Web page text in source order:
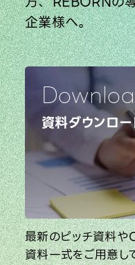
企業様へ。
資料ダウンロー
最新のピッチ資料や
資料一式をご用意し